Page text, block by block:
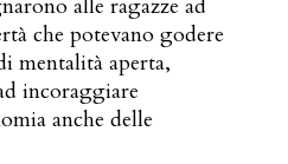
alle ragazze ad
che potevano godere
mentalità aperta,
incoraggiare
anche delle